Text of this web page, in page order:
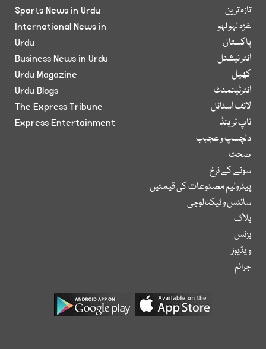
تازہ ترین
غزہ لہو لہو
پاکستان
انٹر نیشنل
کھیل
انٹرٹینمنٹ
لائف اسٹائل
ٹاپ ٹرینڈ
دلچسپ و عجیب
صحت
سونے کے نرخ
پیٹرولیم مصنوعات کی قیمتیں
سائنس و ٹیکنالوجی
بلاگ
بزنس
ویڈیوز
جرائم
Sports News in Urdu
International News in
Urdu
Business News in Urdu
Urdu Magazine
Urdu Blogs
The Express Tribune
Express Entertainment